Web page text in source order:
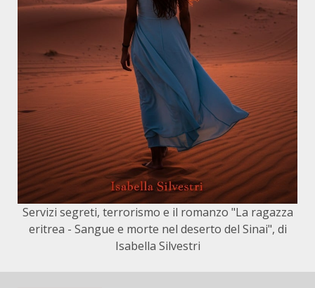
Servizi segreti, terrorismo e il romanzo "La ragazza
eritrea - Sangue e morte nel deserto del Sinai", di
Isabella Silvestri